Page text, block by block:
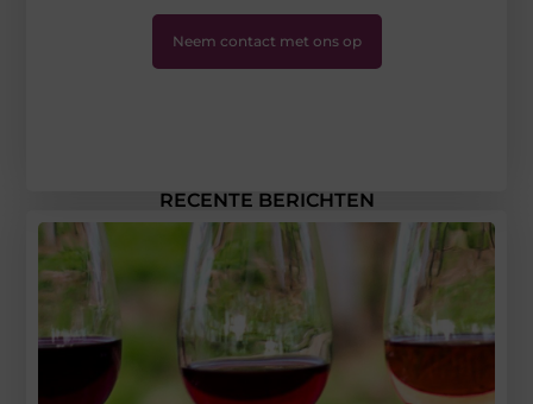
RECENTE BERICHTEN
Neem contact met ons op